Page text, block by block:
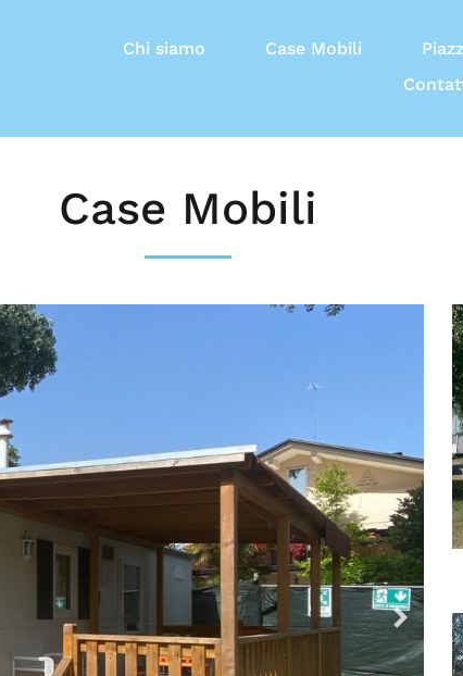
Chi siamo Case Mobili
Case Mobili